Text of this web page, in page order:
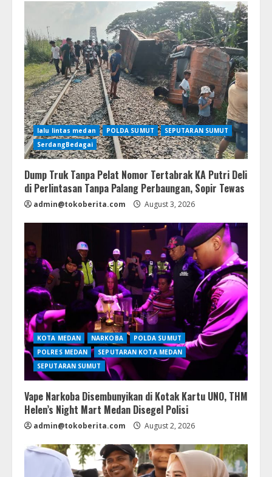
lalu lintas medan POLDA SUMUT
SEPUTARAN SUMUT
SerdangBedagai
Dump Truk Tanpa Pelat Nomor Tertabrak KA Putri Deli
di Perlintasan Tanpa Palang Perbaungan, Sopir Tewas
admin@tokoberita.com August 3, 2026
KOTA MEDAN NARKOBA
POLDA SUMUT
POLRES MEDAN
SEPUTARAN KOTA MEDAN
SEPUTARAN SUMUT
Vape Narkoba Disembunyikan di Kotak Kartu UNO, THM
Helen’s Night Mart Medan Disegel Polisi
admin@tokoberita.com August 2, 2026